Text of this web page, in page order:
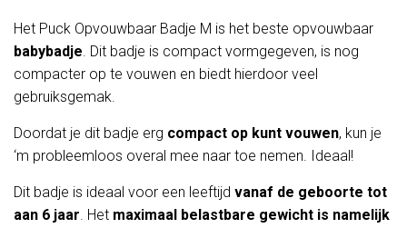
Het Puck Opvouwbaar Badje M is het beste opvouwbaar
babybadje. Dit badje is compact vormgegeven, is nog
compacter op te vouwen en biedt hierdoor veel
gebruiksgemak.
Doordat je dit badje erg compact op kunt vouwen, kun je
‘m probleemloos overal mee naar toe nemen. Ideaal!
Dit badje is ideaal voor een leeftijd vanaf de geboorte tot
aan 6 jaar. Het maximaal belastbare gewicht is namelijk